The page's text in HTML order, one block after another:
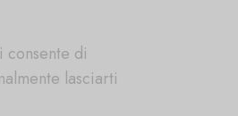
consente di
lasciarti